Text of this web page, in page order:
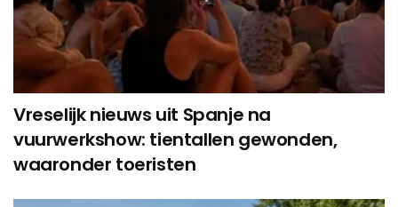
Vreselijk nieuws uit Spanje na
vuurwerkshow: tientallen gewonden,
waaronder toeristen